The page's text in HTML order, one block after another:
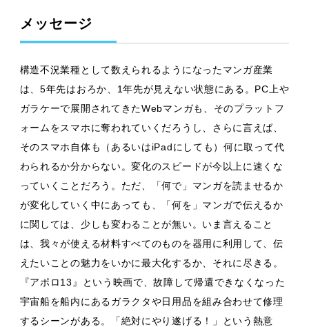
メッセージ
構造不況業種として数えられるようになったマンガ産業
は、5年先はおろか、1年先が見えない状態にある。PC上や
ガラケーで展開されてきたWebマンガも、そのプラットフ
ォームをスマホに奪われていくだろうし、さらに言えば、
そのスマホ自体も（あるいはiPadにしても）何に取って代
わられるか分からない。変化のスピードが今以上に速くな
っていくことだろう。ただ、「何で」マンガを読ませるか
が変化していく中にあっても、「何を」マンガで伝えるか
に関しては、少しも変わることが無い。いま言えること
は、我々が使える材料すべてのものを器用に利用して、伝
えたいことの魅力をいかに最大化するか、それに尽きる。
『アポロ13』という映画で、故障して帰還できなくなった
宇宙船を船内にあるガラクタや日用品を組み合わせて修理
するシーンがある。「絶対にやり遂げる！」という熱意